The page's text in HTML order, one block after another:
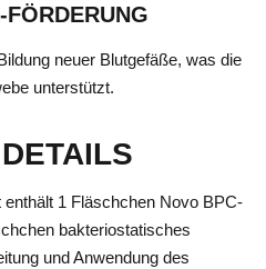
neuer Blutgefäße, was die
unterstützt.
1 Fläschchen Novo BPC-
bakteriostatisches
und Anwendung des